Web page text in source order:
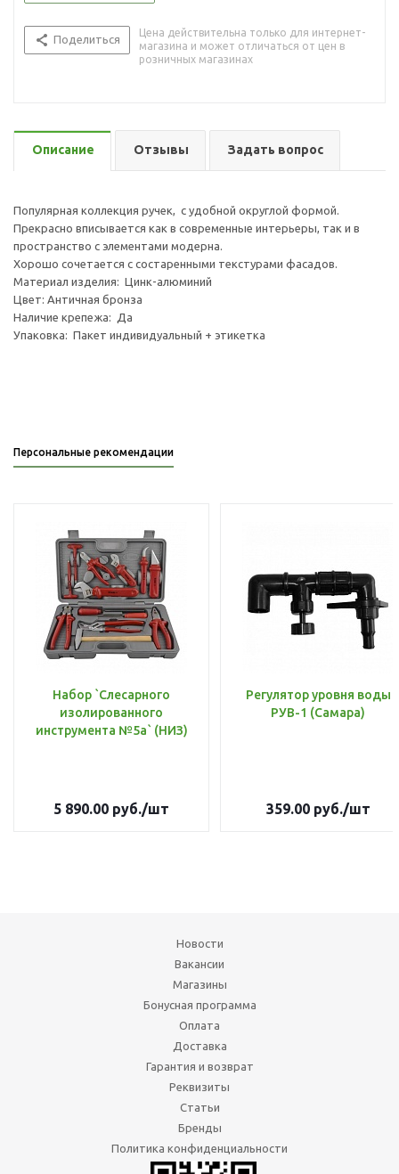
Поделиться
Цена действительна только для интернет-
магазина и может отличаться от цен в
розничных магазинах
Описание Отзывы Задать вопрос
Популярная коллекция ручек, с удобной округлой формой.
Прекрасно вписывается как в современные интерьеры, так и в
пространство с элементами модерна.
Хорошо сочетается с состаренными текстурами фасадов.
Материал изделия: Цинк-алюминий
Цвет: Античная бронза
Наличие крепежа: Да
Упаковка: Пакет индивидуальный + этикетка
Персональные рекомендации
Набор `Слесарного
изолированного
инструмента №5а` (НИЗ)
5 890.00 руб./шт
Регулятор уровня воды
РУВ-1 (Самара)
359.00руб./шт
Новости
Вакансии
Магазины
Бонусная программа
Оплата
Доставка
Гарантия и возврат
Реквизиты
Статьи
Бренды
Политика конфиденциальности